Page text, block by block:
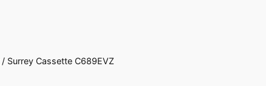
/ Surrey Cassette C689EVZ